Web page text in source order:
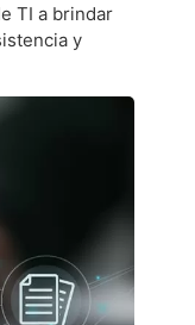
TI a brindar
y